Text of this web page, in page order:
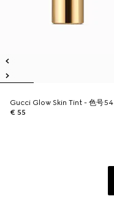
Gucci Glow Skin Tint - 色号54
€ 55